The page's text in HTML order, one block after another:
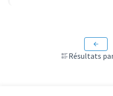
Résultats